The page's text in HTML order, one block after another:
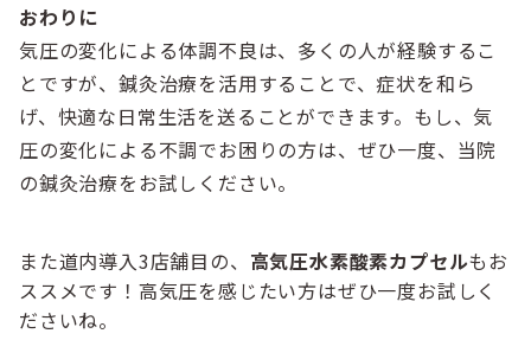
おわりに
気圧の変化による体調不良は、多くの人が経験するこ
とですが、鍼灸治療を活用することで、症状を和ら
げ、快適な日常生活を送ることができます。もし、気
圧の変化による不調でお困りの方は、ぜひ一度、当院
の鍼灸治療をお試しください。
また道内導入3店舗目の、 高気圧水素酸素カプセルもお
ススメです！高気圧を感じたい方はぜひ一度お試しく
ださいね。